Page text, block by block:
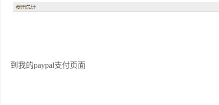
到我的paypal支付页面